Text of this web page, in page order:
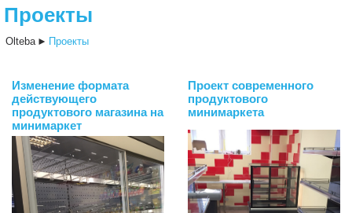
Проекты
Olteba ► Проекты
Изменение формата
действующего
продуктового магазина на
минимаркет
Проект современного
продуктового
минимаркета